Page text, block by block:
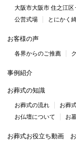
大阪市大阪市 住之江区
公営式場
とにかく
お客様の声
各界からのご推薦
事例紹介
お葬式の知識
お葬式の流れ お葬
お仏壇について
お
お葬式お役立ち動画